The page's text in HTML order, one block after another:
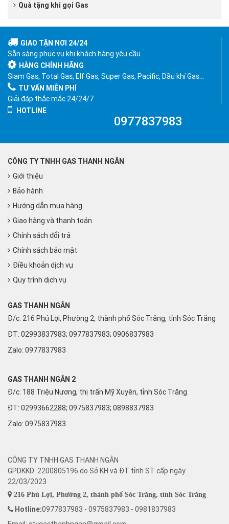
Quà tặng khi gọi Gas
GIAO TẬN NƠI 24/24
Sẵn sàng phục vụ khi khách hàng yêu cầu
HÀNG CHÍNH HÃNG
Siam Gas, Total Gas, Elf Gas, Super Gas, Pacific, Dầu khí Gas…
TƯ VẤN MIỄN PHÍ
Giải đáp thắc mắc 24/24/7
HOTLINE
0977837983
CÔNG TY TNHH GAS THANH NGÂN
Giới thiệu
Bảo hành
Hướng dẫn mua hàng
Giao hàng và thanh toán
Chính sách đổi trả
Chính sách bảo mật
Điều khoản dịch vụ
Quy trình dịch vụ
GAS THANH NGÂN
Đ/c: 216 Phú Lợi, Phường 2, thành phố Sóc Trăng, tỉnh Sóc Trăng
ĐT: 02993837983; 0977837983; 0906837983
Zalo: 0977837983
GAS THANH NGÂN 2
Đ/c: 188 Triệu Nương, thị trấn Mỹ Xuyên, tỉnh Sóc Trăng
ĐT: 02993662288; 0975837983; 0898837983
Zalo: 0975837983
CÔNG TY TNHH GAS THANH NGÂN
GPDKKD: 2200805196 do Sở KH và ĐT tỉnh ST cấp ngày
22/03/2023
216 Phú Lợi, Phường 2, thành phố Sóc Trăng, tỉnh Sóc Trăng
Hotline:0977837983 - 0975837983 - 0981837983